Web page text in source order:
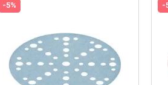
-5% -